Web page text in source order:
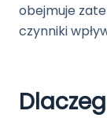
obejmuje
czynniki